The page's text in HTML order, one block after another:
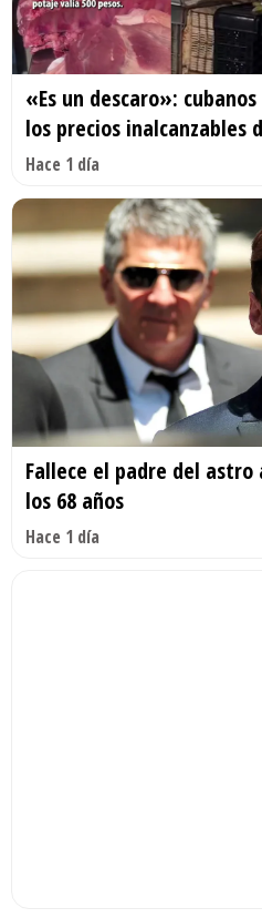
«Es un descaro»:
los precios inalcanzables
Hace 1 día
Fallece el padre del
los 68 años
Hace 1 día